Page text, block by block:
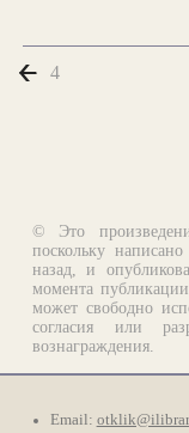
4
© Это
поскольку
назад, и
момента
может свободно
согласия или
вознаграждения.
Email: